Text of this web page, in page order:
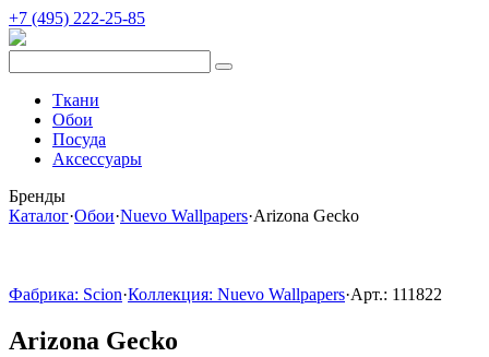
+7 (495) 222-25-85
Ткани
Обои
Посуда
Аксессуары
Бренды
Каталог·Обои·Nuevo Wallpapers·Arizona Gecko
Фабрика: Scion·Коллекция: Nuevo Wallpapers·Арт.: 111822
Arizona Gecko